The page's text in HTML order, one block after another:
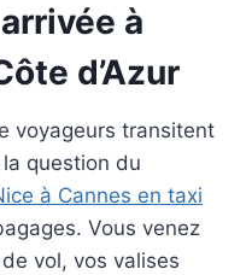
à
d’Azur
voyageurs transitent
question du
à Cannes en taxi
Vous venez
vol, vos valises